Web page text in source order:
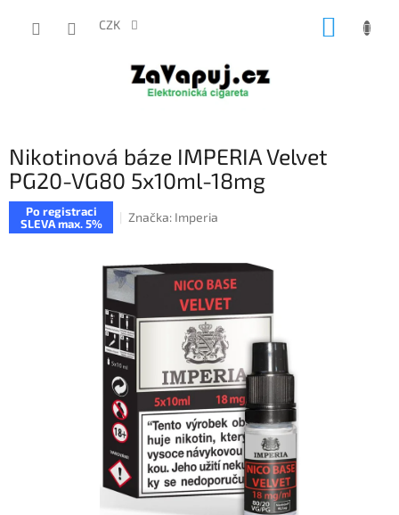
CZK
Nikotinová báze IMPERIA Velvet
PG20-VG80 5x10ml-18mg
Po registraci
SLEVA max. 5%
Značka: Imperia